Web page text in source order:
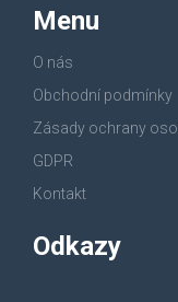
Menu
O nás
Obchodní podmínky
Zásady ochrany
GDPR
Kontakt
Odkazy